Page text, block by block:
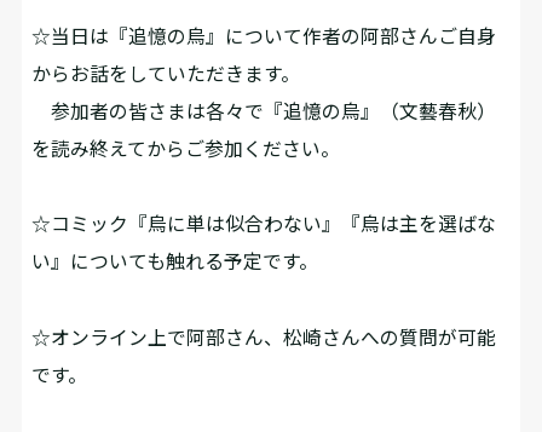
☆当日は『追憶の烏』について作者の阿部さんご自身
からお話をしていただきます。
参加者の皆さまは各々で『追憶の烏』（文藝春秋）
を読み終えてからご参加ください。
☆コミック『烏に単は似合わない』『烏は主を選ばな
い』についても触れる予定です。
☆オンライン上で阿部さん、松崎さんへの質問が可能
です。